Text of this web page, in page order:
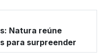
Natura reúne
para surpreender